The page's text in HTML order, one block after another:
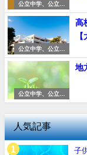
公立中学、公立高
校
公立中学、公立高
校
高
公立中学、公立高
校
地
人気記事
子